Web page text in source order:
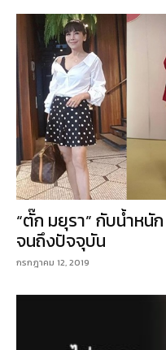
“ตั๊ก มยุรา” กับน้ำหนั
จนถึงปัจจุบัน
กรกฎาคม 12, 2019